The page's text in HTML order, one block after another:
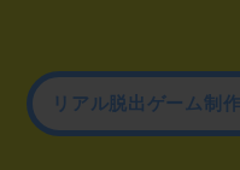
リアル脱出ゲーム制